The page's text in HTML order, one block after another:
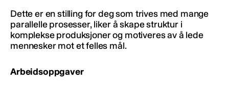
Dette er en stilling for deg som trives med mange
parallelle prosesser, liker å skape struktur i
komplekse produksjoner og motiveres av å lede
mennesker mot et felles mål.
Arbeidsoppgaver